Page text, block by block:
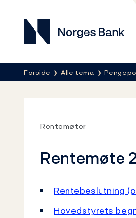
Norges Bank
Her er du nå:
Forside Alle tema
Rentemøter
Rentemøte
Rentebeslutning
Hovedstyrets